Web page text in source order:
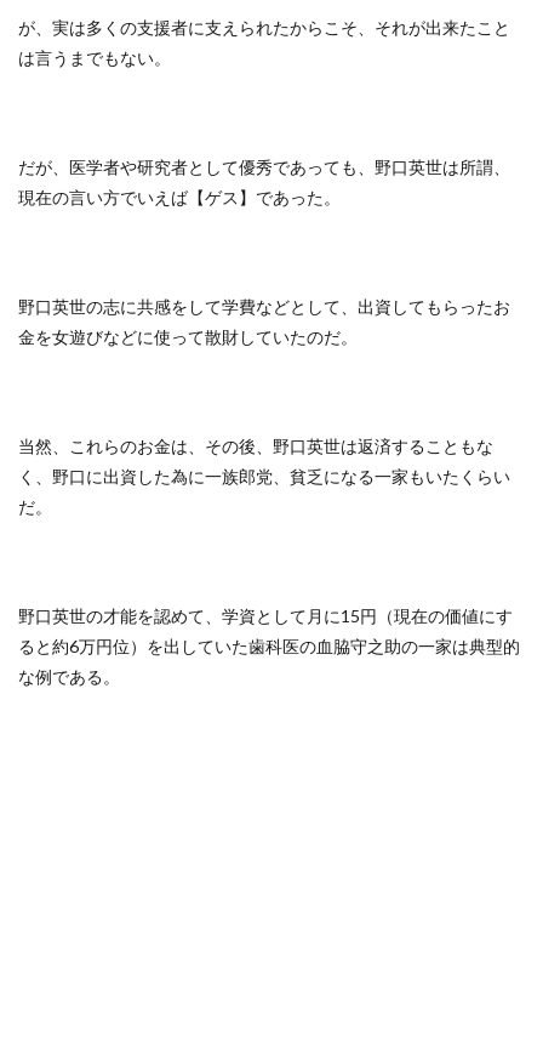
が、実は多くの支援者に支えられたからこそ、それが出来たこと
は言うまでもない。
だが、医学者や研究者として優秀であっても、野口英世は所謂、
現在の言い方でいえば【ゲス】であった。
野口英世の志に共感をして学費などとして、出資してもらったお
金を女遊びなどに使って散財していたのだ。
当然、これらのお金は、その後、野口英世は返済することもな
く、野口に出資した為に一族郎党、貧乏になる一家もいたくらい
だ。
野口英世の才能を認めて、学資として月に15円（現在の価値にす
ると約6万円位）を出していた歯科医の血脇守之助の一家は典型的
な例である。